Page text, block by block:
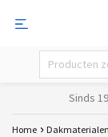
Sinds
Home